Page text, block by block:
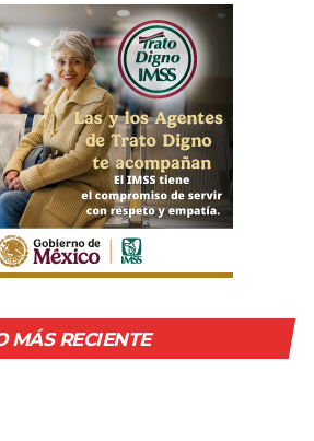
MÁS RECIENTE